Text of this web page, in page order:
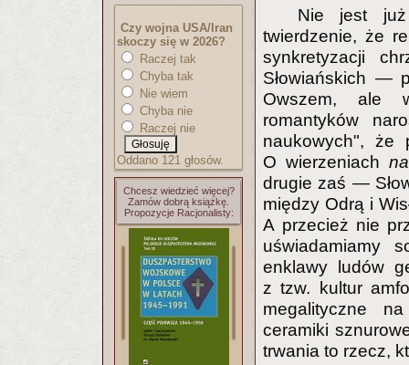
Czy wojna USA/Iran
skoczy się w 2026?
Raczej tak
Chyba tak
Nie wiem
Chyba nie
Raczej nie
Oddano 121 głosów.
Chcesz wiedzieć więcej?
Zamów dobrą książkę.
Propozycje Racjonalisty:
Nie jest już
twierdzenie, że
synkretyzacji
Słowiańskich —
Owszem, ale
romantyków
naukowych",
O wierzeniach
drugie zaś —
między Odrą i
A przecież nie
uświadamiamy
enklawy ludów
z tzw. kultur
megalityczne
ceramiki
trwania to rzecz,